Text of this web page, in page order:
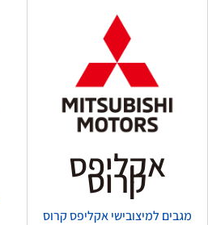
אקליפס
קרוס
מגבים למיצובישי אקליפס קרוס